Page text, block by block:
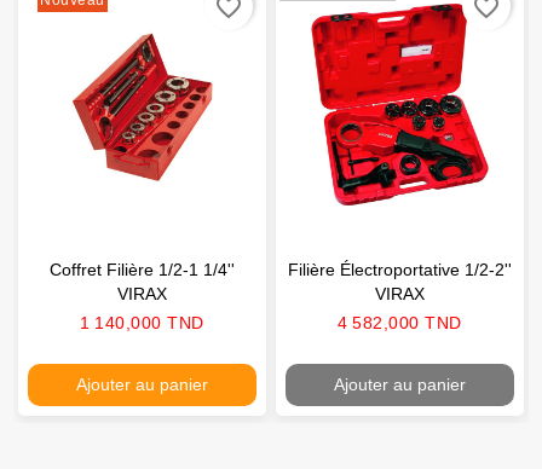
Coffret Filière 1/2-1 1/4''
VIRAX
Prix
1 140,000 TND
Ajouter au panier
favorite_border
Filière Électroportative 1/2-2''
VIRAX
Prix
4 582,000 TND
Ajouter au panier
favorite_border